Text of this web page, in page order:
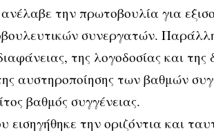
την πρωτοβουλία για
συνεργατών.
της λογοδοσίας και της
αυστηροποίησης των βαθμών
βαθμός συγγένειας.
εισηγήθηκε την οριζόντια και